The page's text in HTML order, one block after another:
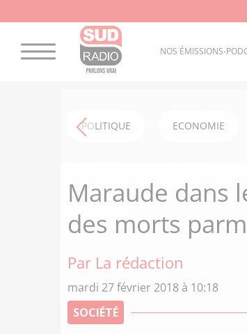
NOS ÉMISSIONS-
POLITIQUE ECONOMIE
Maraude dans
des morts
Par La rédaction
mardi 27 février 2018 à 10:18
SOCIÉTÉ